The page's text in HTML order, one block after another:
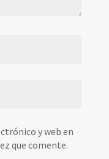
y web en
que comente.